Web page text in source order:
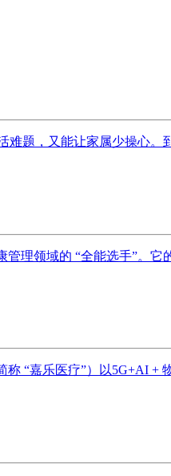
难题，又能让家属少操心。
理领域的 “全能选手”。它
“嘉乐医疗”）以5G+AI +